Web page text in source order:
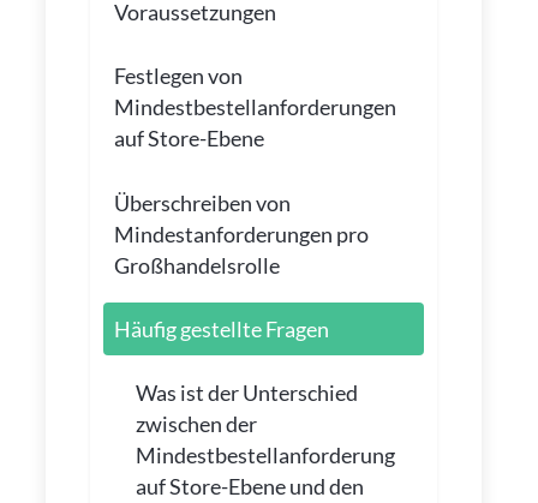
Voraussetzungen
Festlegen von
Mindestbestellanforderungen
auf Store-Ebene
Überschreiben von
Mindestanforderungen pro
Großhandelsrolle
Häufig gestellte Fragen
Was ist der Unterschied
zwischen der
Mindestbestellanforderung
auf Store-Ebene und den